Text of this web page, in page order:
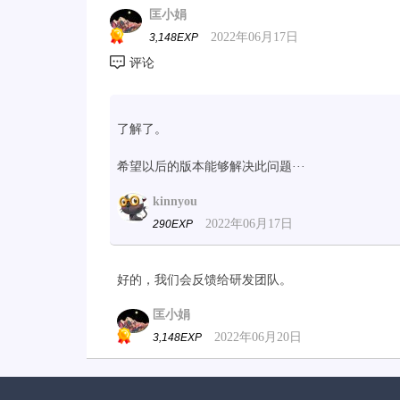
匡小娟
3,148EXP 2022年06月17日
了解了。
希望以后的版本能够解决此问题···
kinnyou
290EXP 2022年06月17日
好的，我们会反馈给研发团队。
匡小娟
3,148EXP 2022年06月20日